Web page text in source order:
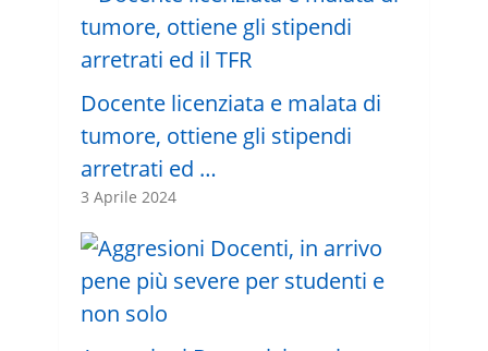
Docente licenziata e malata di
tumore, ottiene gli stipendi
arretrati ed …
3 Aprile 2024